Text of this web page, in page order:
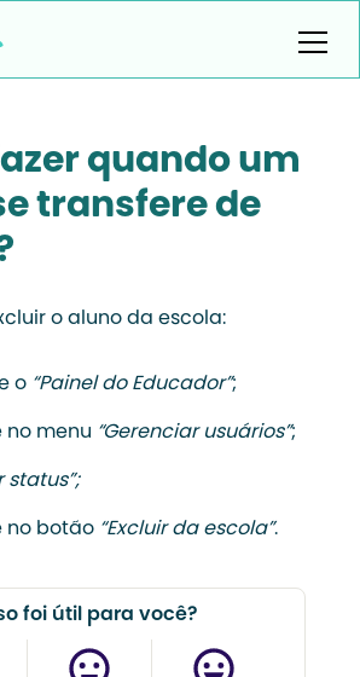
quando um
transfere de
o aluno da escola:
o “Painel do Educador”;
no menu “Gerenciar usuários”;
status”;
no botão “Excluir da escola”.
foi útil para você?